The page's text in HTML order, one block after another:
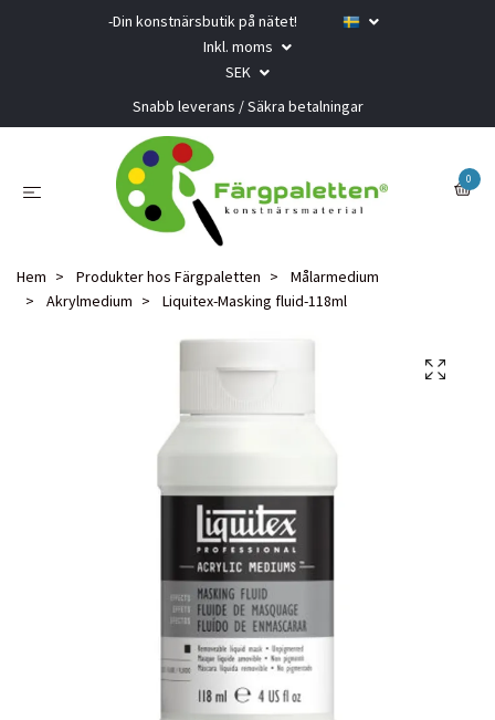
-Din konstnärsbutik på nätet!
Inkl. moms
SEK
Snabb leverans / Säkra betalningar
0
Hem Produkter hos Färgpaletten
Målarmedium
Akrylmedium
Liquitex-Masking fluid-118ml